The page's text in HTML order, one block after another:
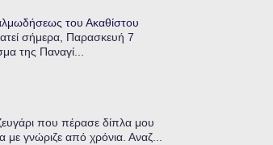
του Ακαθίστου
σήμερα, Παρασκευή 7
της Παναγί...
που πέρασε δίπλα μου
με γνώριζε από χρόνια. Αναζ...